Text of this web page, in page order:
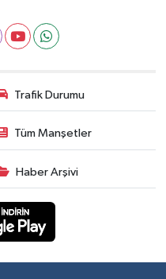
Trafik Durumu
Tüm Manşetler
Haber Arşivi